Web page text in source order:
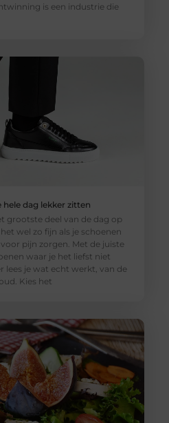
is een industrie die
hele dag lekker zitten
grootste deel van de dag op
wel zo fijn als je schoenen
pijn zorgen. Met de juiste
waar je het liefst niet
lees je wat echt werkt, van de
Kies het